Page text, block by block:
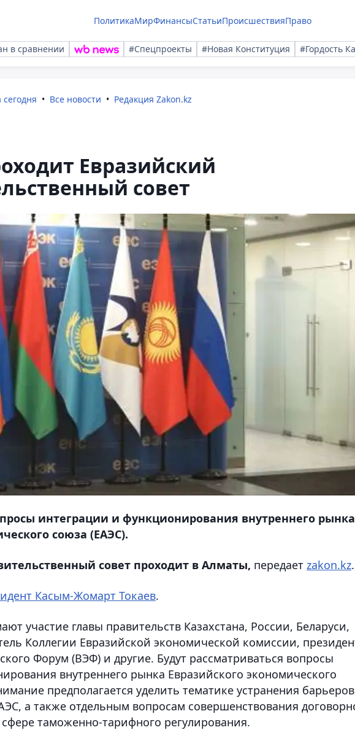
ПолитикаМирФинансыСтатьиПроисшествияПраво
в сравнении #Спецпроекты #Новая Конституция #Гордость
Все новости Редакция Zakon.kz
Евразийский
совет
интеграции и функционирования внутреннего рынка
союза (ЕАЭС).
совет проходит в Алматы, передает zakon.kz.
Касым-Жомарт Токаев.
участие главы правительств Казахстана, России, Беларуси,
Коллегии Евразийской экономической комиссии,
Форум (ВЭФ) и другие. Будут рассматриваться вопросы
внутреннего рынка Евразийского экономического
предполагается уделить тематике устранения барьеров
а также отдельным вопросам совершенствования
таможенно-тарифного регулирования.